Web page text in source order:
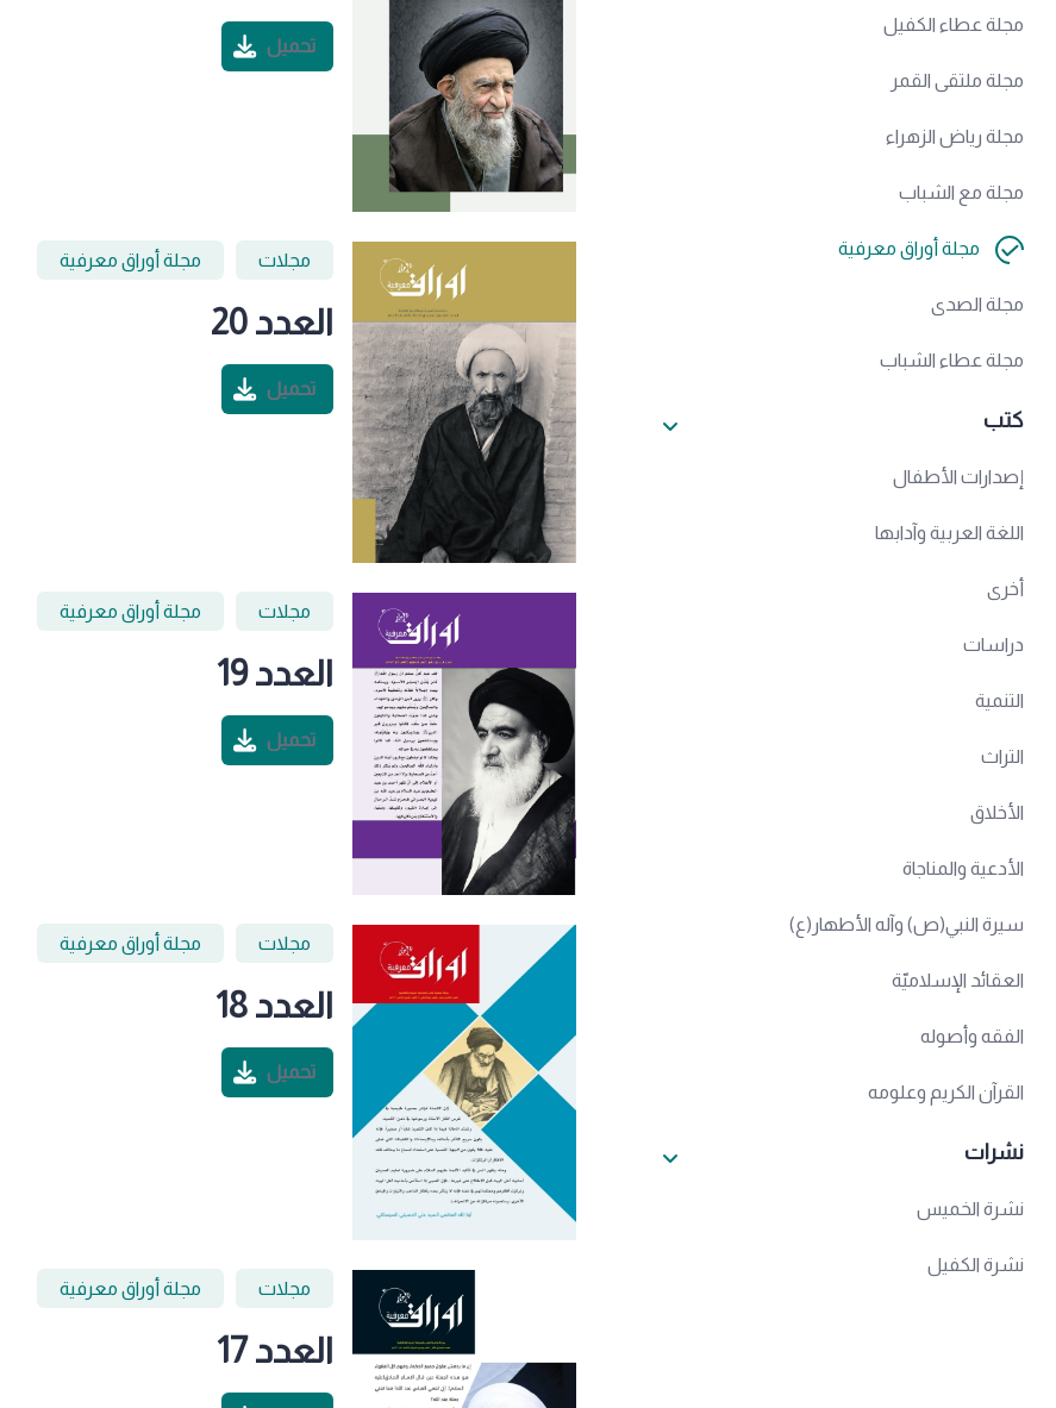
مجلة عطاء الكفيل
مجلة ملتقى القمر
مجلة رياض الزهراء
مجلة مع الشباب
مجلة أوراق معرفية
مجلة الصدى
مجلة عطاء الشباب
كتب
إصدارات الأطفال
اللغة العربية وآدابها
أخرى
دراسات
التنمية
التراث
الأخلاق
الأدعية والمناجاة
سيرة النبي(ص) وآله الأطهار(ع)
العقائد الإسلاميّة
الفقه وأصوله
القرآن الكريم وعلومه
نشرات
نشرة الخميس
نشرة الكفيل
تحميل
مجلات مجلة أوراق معرفية
العدد 20
تحميل
مجلات مجلة أوراق معرفية
العدد 19
تحميل
مجلات مجلة أوراق معرفية
العدد 18
تحميل
مجلات مجلة أوراق معرفية
العدد 17